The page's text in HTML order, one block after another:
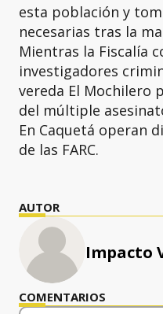
esta población y
necesarias tras la
Mientras la Fiscalía
investigadores
vereda El Mochilero
del múltiple
En Caquetá operan
de las FARC.
AUTOR
Impacto
COMENTARIOS